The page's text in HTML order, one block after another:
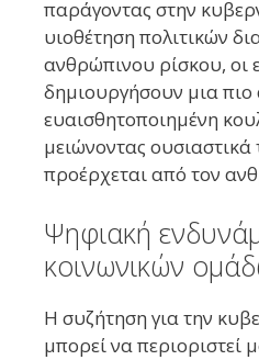
παράγοντας στην
υιοθέτηση πολιτικών
ανθρώπινου ρίσκου, οι
δημιουργήσουν μια πιο
ευαισθητοποιημένη
μειώνοντας
προέρχεται από τον
Ψηφιακή
κοινωνικών
Η συζήτηση για την
μπορεί να περιοριστεί